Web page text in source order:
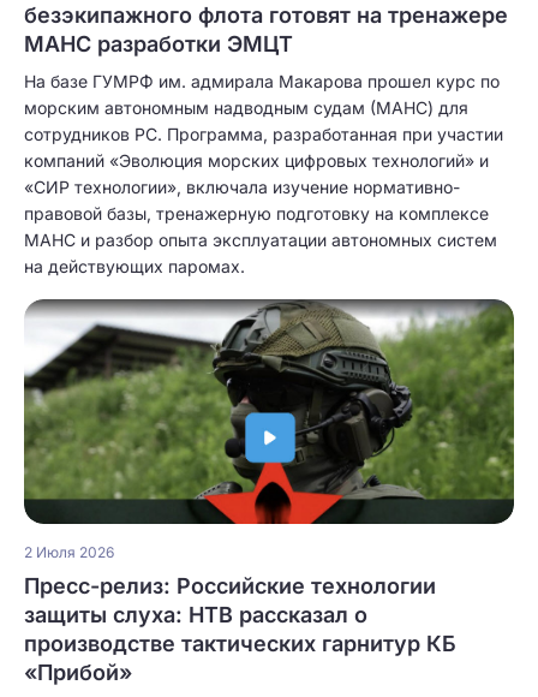
безэкипажного флота готовят на тренажере
МАНС разработки ЭМЦТ
На базе ГУМРФ им. адмирала Макарова прошел курс по
морским автономным надводным судам (МАНС) для
сотрудников РС. Программа, разработанная при участии
компаний «Эволюция морских цифровых технологий» и
«СИР технологии», включала изучение нормативно-
правовой базы, тренажерную подготовку на комплексе
МАНС и разбор опыта эксплуатации автономных систем
на действующих паромах.
2 Июля 2026
Пресс-релиз: Российские технологии
защиты слуха: НТВ рассказал о
производстве тактических гарнитур КБ
«Прибой»